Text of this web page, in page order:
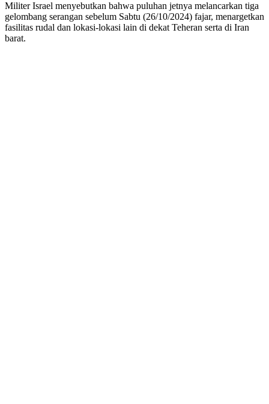
Militer Israel menyebutkan bahwa puluhan jetnya melancarkan tiga
gelombang serangan sebelum Sabtu (26/10/2024) fajar, menargetkan
fasilitas rudal dan lokasi-lokasi lain di dekat Teheran serta di Iran
barat.